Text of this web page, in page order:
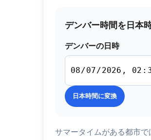
デンバー時間を日本
デンバーの日時
日本時間に変換
サマータイムがある都市で